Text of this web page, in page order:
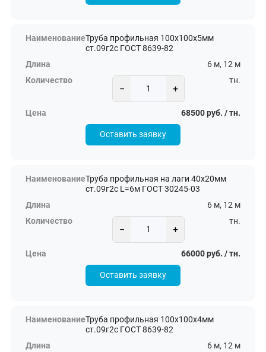
Труба профильная 100х100х5мм
ст.09г2с ГОСТ 8639-82
6 м, 12 м
− +
тн.
68500 руб. / тн.
Оставить заявку
Труба профильная на лаги 40х20мм
ст.09г2с L=6м ГОСТ 30245-03
6 м, 12 м
− +
тн.
66000 руб. / тн.
Оставить заявку
Труба профильная 100х100х4мм
ст.09г2с ГОСТ 8639-82
6 м, 12 м